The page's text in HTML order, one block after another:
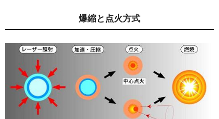
爆縮と 点 火 方 式